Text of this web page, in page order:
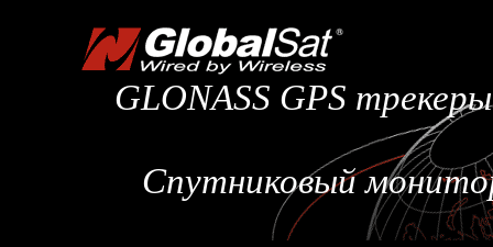
GLONASS GPS
Спутниковый